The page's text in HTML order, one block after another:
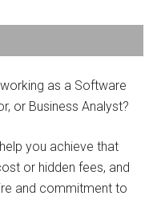
as a Software
or Business Analyst?
you achieve that
or hidden fees, and
and commitment to